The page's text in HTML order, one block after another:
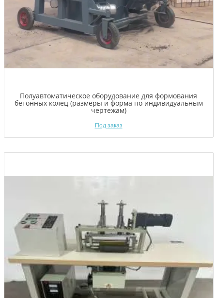
Полуавтоматическое оборудование для формования
бетонных колец (размеры и форма по индивидуальным
чертежам)
Под заказ